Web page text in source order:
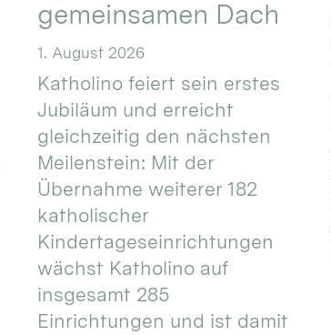
gemeinsamen Dach
1. August 2026
Katholino feiert sein erstes
Jubiläum und erreicht
gleichzeitig den nächsten
Meilenstein: Mit der
Übernahme weiterer 182
katholischer
Kindertageseinrichtungen
wächst Katholino auf
insgesamt 285
Einrichtungen und ist damit